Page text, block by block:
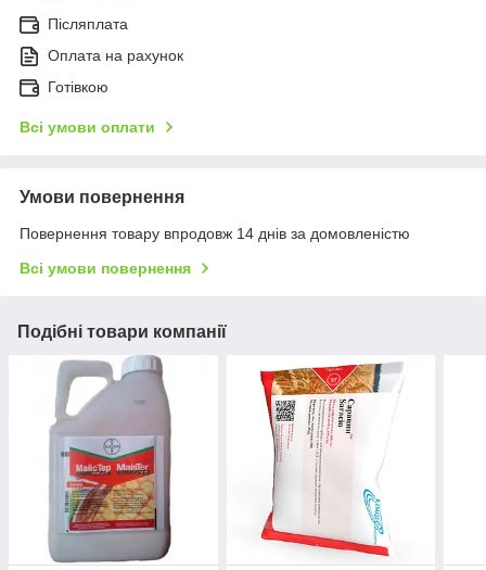
Післяплата
Оплата на рахунок
Готівкою
Всі умови оплати
Умови повернення
Повернення товару впродовж 14 днів за домовленістю
Всі умови повернення
Подібні товари компанії